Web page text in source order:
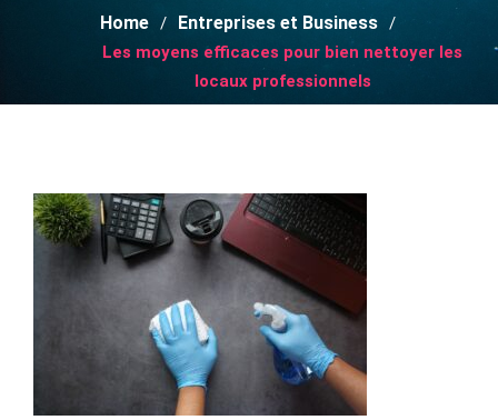
Home Entreprises et Business
Les moyens efficaces pour bien nettoyer les
locaux professionnels